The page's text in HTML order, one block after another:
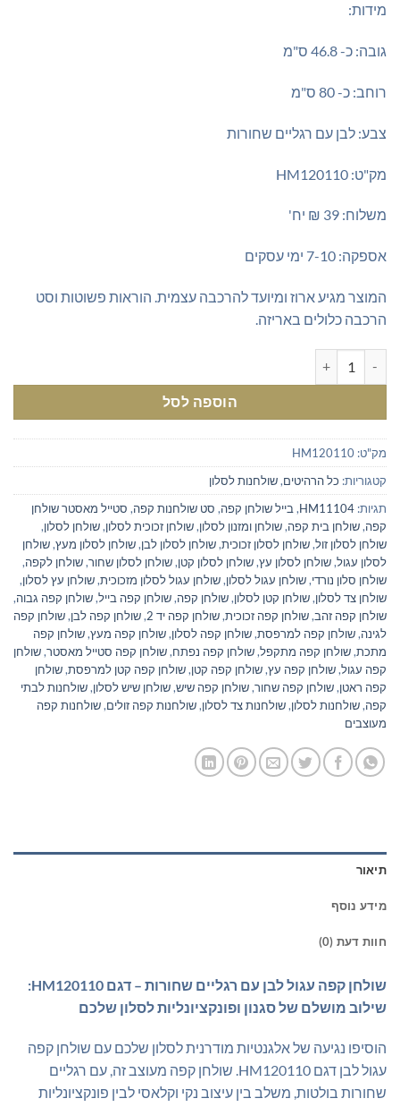
מידות:
גובה: כ- 46.8 ס"מ
רוחב: כ- 80 ס"מ
צבע: לבן עם רגליים שחורות
מק"ט: HM120110
משלוח: 39 ₪ יח'
אספקה: 7-10 ימי עסקים
המוצר מגיע ארוז ומיועד להרכבה עצמית. הוראות פשוטות וסט
הרכבה כלולים באריזה.
הוספה לסל
מק"ט: HM120110
קטגוריות: כל הרהיטים,שולחנות לסלון
תגיות: HM11104
, בייל שולחן קפה, סט שולחנות קפה, סטייל מאסטר שולחן
קפה,שולחן בית קפה,שולחן ומזנון לסלון,שולחן זכוכית לסלון,שולחן לסלון,
שולחן לסלון זול,שולחן לסלון זכוכית,שולחן לסלון לבן,שולחן לסלון מעץ,שולחן
לסלון עגול,שולחן לסלון עץ,שולחן לסלון קטן,שולחן לסלון שחור,שולחן לקפה,
שולחן סלון נורדי,שולחן עגול לסלון,שולחן עגול לסלון מזכוכית,שולחן עץ לסלון,
שולחן צד לסלון,שולחן קטן לסלון,שולחן קפה,שולחן קפה בייל,שולחן קפה גבוה,
שולחן קפה זהב,שולחן קפה זכוכית,שולחן קפה יד 2 ,שולחן קפה לבן,שולחן קפה
לגינה,שולחן קפה למרפסת,שולחן קפה לסלון,שולחן קפה מעץ,שולחן קפה
מתכת,שולחן קפה מתקפל,שולחן קפה נפתח,שולחן קפה סטייל מאסטר,שולחן
קפה עגול,שולחן קפה עץ,שולחן קפה קטן,שולחן קפה קטן למרפסת,שולחן
קפה ראטן,שולחן קפה שחור,שולחן קפה שיש,שולחן שיש לסלון,שולחנות לבתי
קפה,שולחנות לסלון,שולחנות צד לסלון,שולחנות קפה זולים,שולחנות קפה
מעוצבים
תיאור
מידע נוסף
חוות דעת (0)
שולחן קפה עגול לבן עם רגליים שחורות – דגם HM120110:
שילוב מושלם של סגנון ופונקציונליות לסלון שלכם
הוסיפו נגיעה של אלגנטיות מודרנית לסלון שלכם עם שולחן קפה
עגול לבן דגם HM120110. שולחן קפה מעוצב זה, עם רגליים
שחורות בולטות, משלב בין עיצוב נקי וקלאסי לבין פונקציונליות